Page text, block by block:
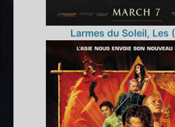
Larmes du Soleil, Les